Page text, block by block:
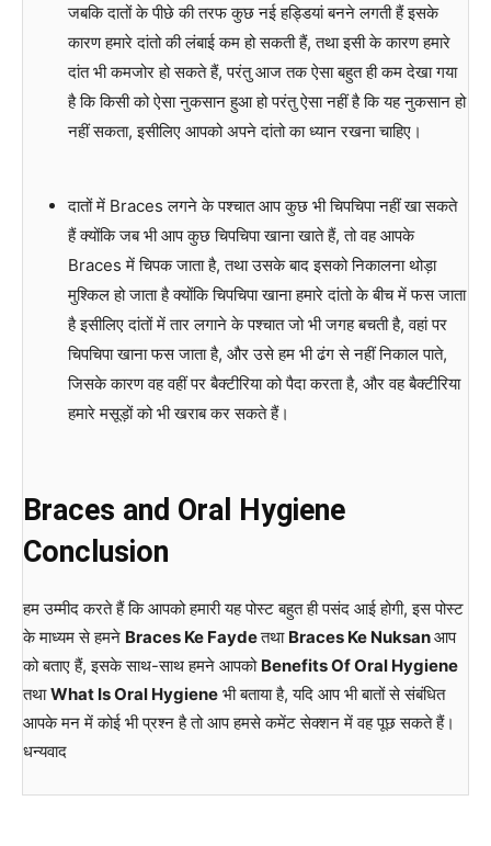
जबकि दातों के पीछे की तरफ कुछ नई हड्डियां बनने लगती हैं इसके
कारण हमारे दांतो की लंबाई कम हो सकती हैं, तथा इसी के कारण हमारे
दांत भी कमजोर हो सकते हैं, परंतु आज तक ऐसा बहुत ही कम देखा गया
है कि किसी को ऐसा नुकसान हुआ हो परंतु ऐसा नहीं है कि यह नुकसान हो
नहीं सकता, इसीलिए आपको अपने दांतो का ध्यान रखना चाहिए।
दातों में Braces लगने के पश्चात आप कुछ भी चिपचिपा नहीं खा सकते
हैं क्योंकि जब भी आप कुछ चिपचिपा खाना खाते हैं, तो वह आपके
Braces में चिपक जाता है, तथा उसके बाद इसको निकालना थोड़ा
मुश्किल हो जाता है क्योंकि चिपचिपा खाना हमारे दांतो के बीच में फस जाता
है इसीलिए दांतों में तार लगाने के पश्चात जो भी जगह बचती है, वहां पर
चिपचिपा खाना फस जाता है, और उसे हम भी ढंग से नहीं निकाल पाते,
जिसके कारण वह वहीं पर बैक्टीरिया को पैदा करता है, और वह बैक्टीरिया
हमारे मसूड़ों को भी खराब कर सकते हैं।
Braces and Oral Hygiene
Conclusion
हम उम्मीद करते हैं कि आपको हमारी यह पोस्ट बहुत ही पसंद आई होगी, इस पोस्ट
के माध्यम से हमने Braces Ke Faydeतथा Braces Ke Nuksanआप
को बताए हैं, इसके साथ-साथ हमने आपको Benefits Of Oral Hygiene
तथाWhat Is Oral Hygiene भी बताया है, यदि आप भी बातों से संबंधित
आपके मन में कोई भी प्रश्न है तो आप हमसे कमेंट सेक्शन में वह पूछ सकते हैं।
धन्यवाद